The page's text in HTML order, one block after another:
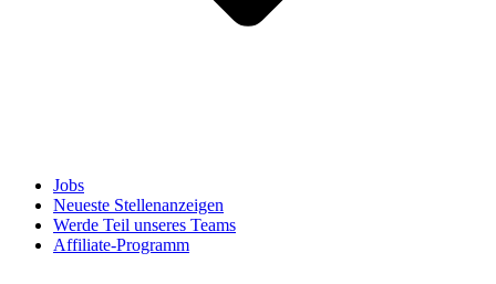
Jobs
Neueste Stellenanzeigen
Werde Teil unseres Teams
Affiliate-Programm